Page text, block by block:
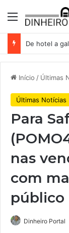
Menu
Início / Últimas
Últimas Notícias
Para
nas
com
público
Dinheiro Portal